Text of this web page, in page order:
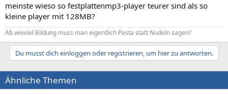
meinste wieso so festplattenmp3-player teurer sind als so
kleine player mit 128MB?
Ab wieviel Bildung muss man eigentlich Pasta statt Nudeln sagen?
Du musst dich einloggen oder registrieren, um hier zu antworten.
Ähnliche Themen